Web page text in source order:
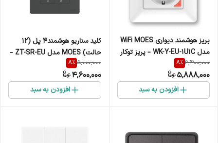
پریز هوشمند دیواری WiFi MOES
مدل WK-Y-EU-1U1C – پریز توکار
هوشمند با USB و Type-C
6,400,000
8%
5,888,000
افزودن به سبد
کلید سناریو هوشمند4 پل (12
حالت) MOES مدل ZT-SR-EU –
کلید بی‌سیم ZigBee باتری‌خور
5,000,000
8%
4,600,000
افزودن به سبد